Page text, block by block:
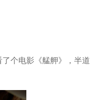
个电影《艋舺》，半道